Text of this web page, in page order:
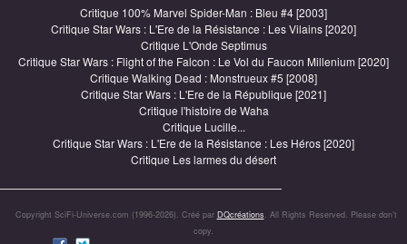
Critique 100% Marvel Spider-Man : Bleu #4 [2003]
Critique Star Wars : L'Ere de la Résistance : Les Vilains [2020]
Critique L'Onde Septimus
Critique Star Wars : Flight of the Falcon : Le Vol du Faucon Millenium [2020]
Critique Walking Dead : Monstrueux #5 [2008]
Critique Star Wars : L'Ere de la République [2021]
Critique l'histoire de Waha
Critique Lucille...
Critique Star Wars : L'Ere de la Résistance : Les Héros [2020]
Critique Les larmes du désert
Copyright SciFi-Universe.com (1996-2026). Créé par DQcréations . All Rights Reserved. Please don’t
copy.